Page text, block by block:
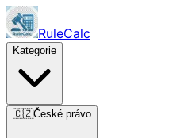
RuleCalc
Kategorie
🇨🇿České právo